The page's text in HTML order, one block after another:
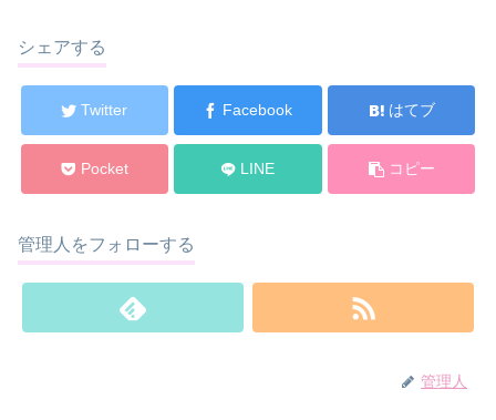
シェアする
Twitter Facebook はてブ
Pocket LINE コピー
管理人をフォローする
管理人